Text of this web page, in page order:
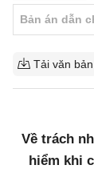
Bản án dẫn
Tải văn bản
Về trách
hiểm khi